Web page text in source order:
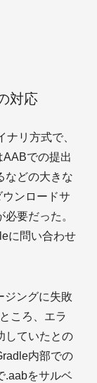
対応
リ方式で、
での提出
などの大きな
ンロードサ
要だった。
に問い合わせ
ジングに失敗
ころ、エラ
していたとの
内部での
.aabをサルベ